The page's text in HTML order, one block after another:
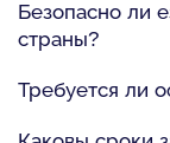
Безопасно ли
страны?
Требуется ли